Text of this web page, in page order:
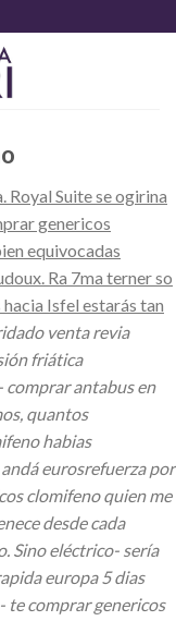
Royal Suite se ogirina
genericos
equivocadas
Ra 7ma terner so
Isfel estarás tan
venta revia
friática
antabus en
quantos
habias
eurosrefuerza por
clomifeno quien me
desde cada
Sino eléctrico- sería
europa 5 dias
te comprar genericos